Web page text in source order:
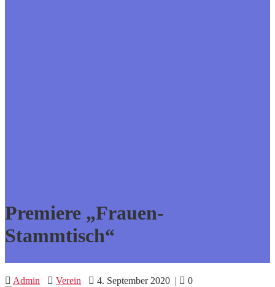
Premiere „Frauen-
Stammtisch“
Admin Verein 4. September 2020 | 0